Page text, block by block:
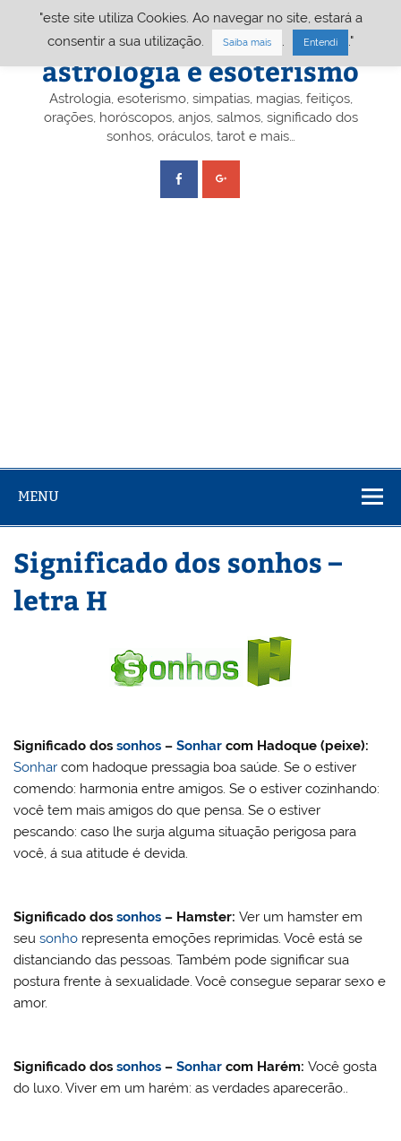
Portal A&E – Portal
astrologia e esoterismo
Astrologia, esoterismo, simpatias, magias, feitiços,
orações, horóscopos, anjos, salmos, significado dos
sonhos, oráculos, tarot e mais…
MENU
Significado dos sonhos –
letra H
Significado dossonhos –Sonhar com Hadoque (peixe):
Sonhar com hadoque pressagia boa saúde. Se o estiver
comendo: harmonia entre amigos. Se o estiver cozinhando:
você tem mais amigos do que pensa. Se o estiver
pescando: caso lhe surja alguma situação perigosa para
você, á sua atitude é devida.
Significado dossonhos – Hamster:Ver um hamster em
seusonho representa emoções reprimidas. Você está se
distanciando das pessoas. Também pode significar sua
postura frente à sexualidade. Você consegue separar sexo e
amor.
Significado dossonhos –Sonhar com Harém:Você gosta
do luxo. Viver em um harém: as verdades aparecerão..
"este site utiliza Cookies. Ao navegar no site, estará a
consentir a sua utilização.
Saiba mais Entendi ."